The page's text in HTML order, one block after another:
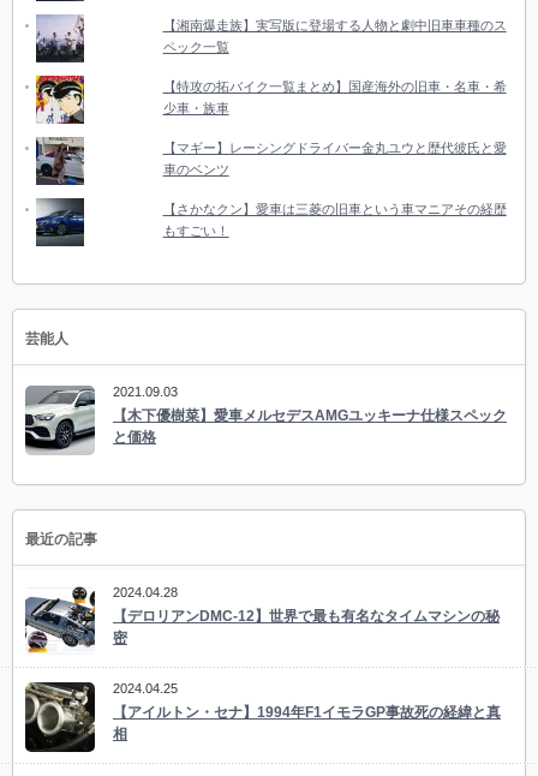
【湘南爆走族】実写版に登場する人物と劇中旧車車種のス
ペック一覧
【特攻の拓バイク一覧まとめ】国産海外の旧車・名車・希
少車・族車
【マギー】レーシングドライバー金丸ユウと歴代彼氏と愛
車のベンツ
【さかなクン】愛車は三菱の旧車という車マニアその経歴
もすごい！
芸能人
2021.09.03
【木下優樹菜】愛車メルセデスAMGユッキーナ仕様スペック
と価格
最近の記事
2024.04.28
【デロリアンDMC-12】世界で最も有名なタイムマシンの秘
密
2024.04.25
【アイルトン・セナ】1994年F1イモラGP事故死の経緯と真
相